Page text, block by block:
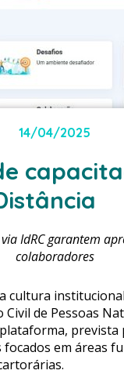
14/04/2025
IdRC garantem
colaboradores
cultura
de Pessoas
em áreas